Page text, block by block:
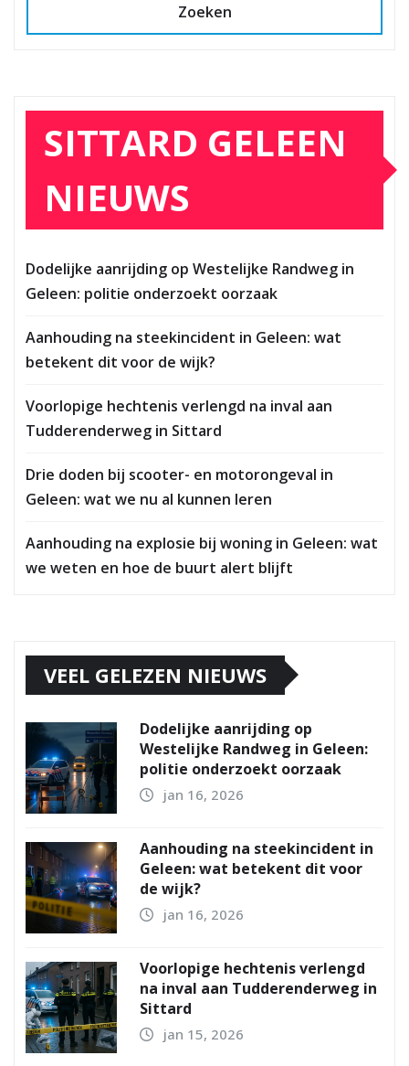
Zoeken
SITTARD GELEEN
NIEUWS
Dodelijke aanrijding op Westelijke Randweg in
Geleen: politie onderzoekt oorzaak
Aanhouding na steekincident in Geleen: wat
betekent dit voor de wijk?
Voorlopige hechtenis verlengd na inval aan
Tudderenderweg in Sittard
Drie doden bij scooter- en motorongeval in
Geleen: wat we nu al kunnen leren
Aanhouding na explosie bij woning in Geleen: wat
we weten en hoe de buurt alert blijft
VEEL GELEZEN NIEUWS
Dodelijke aanrijding op
Westelijke Randweg in Geleen:
politie onderzoekt oorzaak
jan 16, 2026
Aanhouding na steekincident in
Geleen: wat betekent dit voor
de wijk?
jan 16, 2026
Voorlopige hechtenis verlengd
na inval aan Tudderenderweg in
Sittard
jan 15, 2026